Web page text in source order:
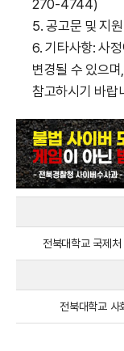
270-4744)
5. 공고문 및 지
6. 기타사항: 사
변경될 수 있으
참고하시기 바랍
전북대학교 국제
전북대학교 사